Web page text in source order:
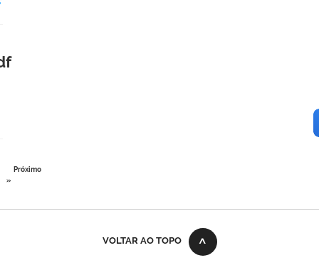
Próximo
»
VOLTAR AO TOPO